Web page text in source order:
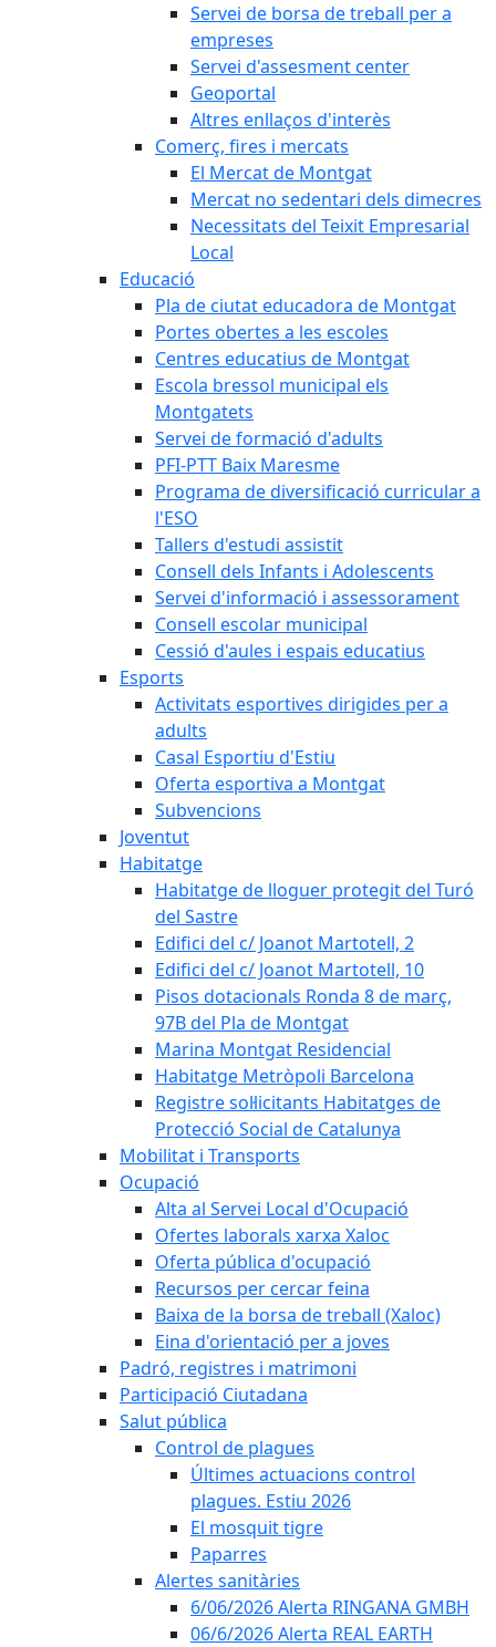
Servei de borsa de treball per a
empreses
Servei d'assesment center
Geoportal
Altres enllaços d'interès
Comerç, fires i mercats
El Mercat de Montgat
Mercat no sedentari dels dimecres
Necessitats del Teixit Empresarial
Local
Educació
Pla de ciutat educadora de Montgat
Portes obertes a les escoles
Centres educatius de Montgat
Escola bressol municipal els
Montgatets
Servei de formació d'adults
PFI-PTT Baix Maresme
Programa de diversificació curricular a
l'ESO
Tallers d'estudi assistit
Consell dels Infants i Adolescents
Servei d'informació i assessorament
Consell escolar municipal
Cessió d'aules i espais educatius
Esports
Activitats esportives dirigides per a
adults
Casal Esportiu d'Estiu
Oferta esportiva a Montgat
Subvencions
Joventut
Habitatge
Habitatge de lloguer protegit del Turó
del Sastre
Edifici del c/ Joanot Martotell, 2
Edifici del c/ Joanot Martotell, 10
Pisos dotacionals Ronda 8 de març,
97B del Pla de Montgat
Marina Montgat Residencial
Habitatge Metròpoli Barcelona
Registre sol·licitants Habitatges de
Protecció Social de Catalunya
Mobilitat i Transports
Ocupació
Alta al Servei Local d'Ocupació
Ofertes laborals xarxa Xaloc
Oferta pública d'ocupació
Recursos per cercar feina
Baixa de la borsa de treball (Xaloc)
Eina d'orientació per a joves
Padró, registres i matrimoni
Participació Ciutadana
Salut pública
Control de plagues
Últimes actuacions control
plagues. Estiu 2026
El mosquit tigre
Paparres
Alertes sanitàries
6/06/2026 Alerta RINGANA GMBH
06/6/2026 Alerta REAL EARTH